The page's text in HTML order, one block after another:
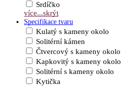
Srdíčko
více...skrýt
Specifikace tvaru
Kulatý s kameny okolo
Solitérní kámen
Čtvercový s kameny okolo
Kapkovitý s kameny okolo
Solitérní s kameny okolo
Kytička